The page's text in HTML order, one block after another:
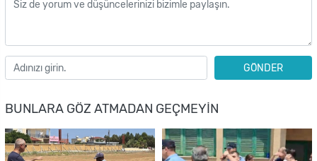
GÖNDER
BUNLARA GÖZ ATMADAN GEÇMEYIN